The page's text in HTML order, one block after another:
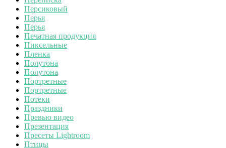
Персиковый
Перья
Перья
Печатная продукция
Пиксельные
Пленка
Полутона
Полутона
Портретные
Портретные
Потеки
Праздники
Превью видео
Презентация
Пресеты Lightroom
Птицы